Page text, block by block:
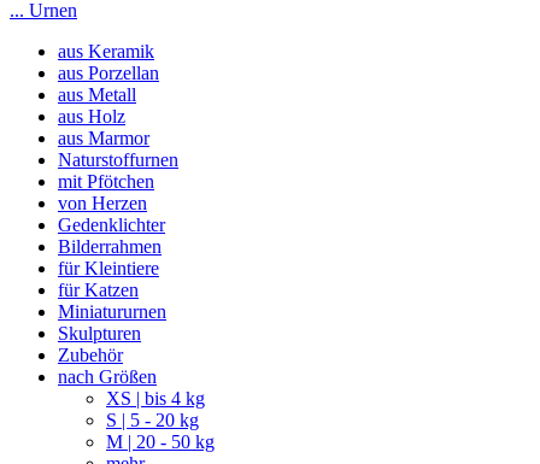
... Urnen
aus Keramik
aus Porzellan
aus Metall
aus Holz
aus Marmor
Naturstoffurnen
mit Pfötchen
von Herzen
Gedenklichter
Bilderrahmen
für Kleintiere
für Katzen
Miniatururnen
Skulpturen
Zubehör
nach Größen
XS | bis 4 kg
S | 5 - 20 kg
M | 20 - 50 kg